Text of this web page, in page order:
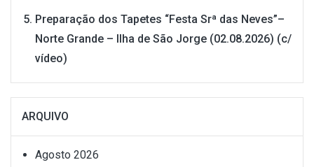
Preparação dos Tapetes “Festa Srª das Neves”–
Norte Grande – Ilha de São Jorge (02.08.2026) (c/
vídeo)
ARQUIVO
Agosto 2026